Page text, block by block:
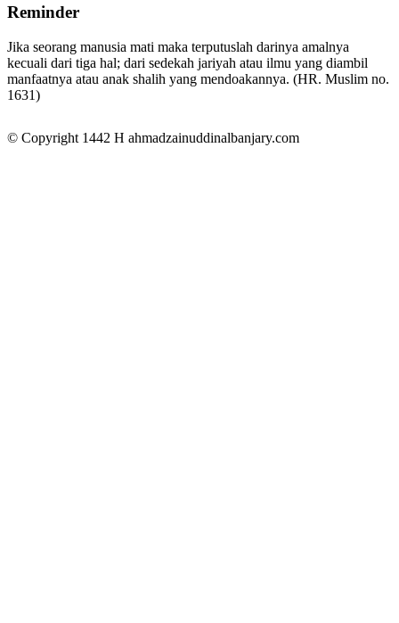
Reminder
Jika seorang manusia mati maka terputuslah darinya amalnya
kecuali dari tiga hal; dari sedekah jariyah atau ilmu yang diambil
manfaatnya atau anak shalih yang mendoakannya. (HR. Muslim no.
1631)
© Copyright 1442 H ahmadzainuddinalbanjary.com